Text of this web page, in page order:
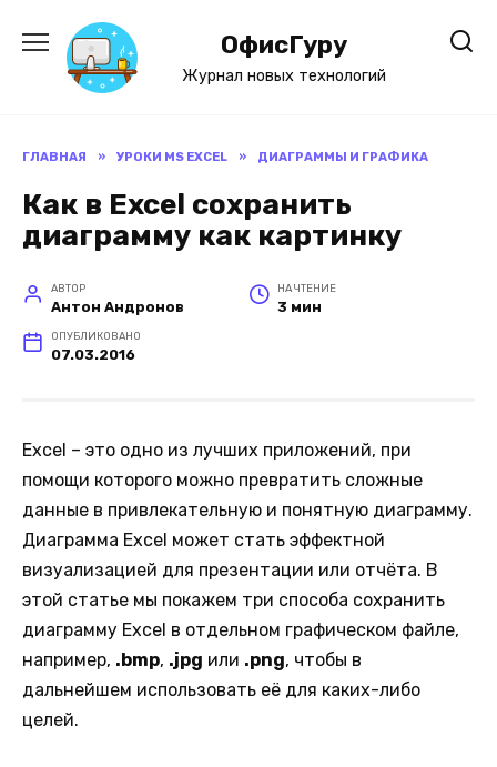
содержанию
ОфисГуру
Журнал новых технологий
ГЛАВНАЯ » УРОКИ MS EXCEL » ДИАГРАММЫ И ГРАФИКА
Как в Excel сохранить
диаграмму как картинку
АВТОР
Антон Андронов
НА ЧТЕНИЕ
3 мин
ОПУБЛИКОВАНО
07.03.2016
Excel – это одно из лучших приложений, при
помощи которого можно превратить сложные
данные в привлекательную и понятную диаграмму.
Диаграмма Excel может стать эффектной
визуализацией для презентации или отчёта. В
этой статье мы покажем три способа сохранить
диаграмму Excel в отдельном графическом файле,
например, .bmp, .jpg или .png, чтобы в
дальнейшем использовать её для каких-либо
целей.